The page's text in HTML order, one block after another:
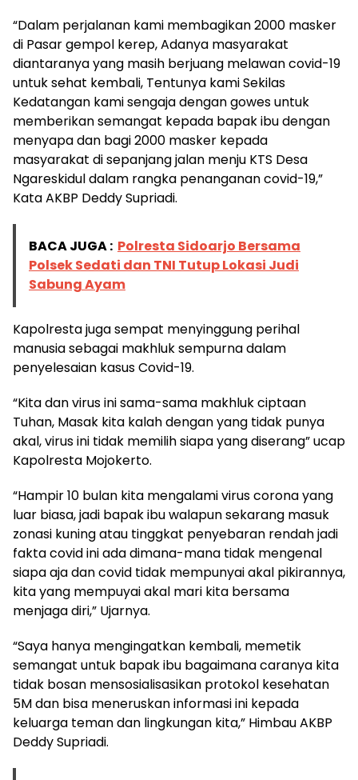
“Dalam perjalanan kami membagikan 2000 masker
di Pasar gempol kerep, Adanya masyarakat
diantaranya yang masih berjuang melawan covid-19
untuk sehat kembali, Tentunya kami Sekilas
Kedatangan kami sengaja dengan gowes untuk
memberikan semangat kepada bapak ibu dengan
menyapa dan bagi 2000 masker kepada
masyarakat di sepanjang jalan menju KTS Desa
Ngareskidul dalam rangka penanganan covid-19,”
Kata AKBP Deddy Supriadi.
BACA JUGA : Polresta Sidoarjo Bersama
Polsek Sedati dan TNI Tutup Lokasi Judi
Sabung Ayam
Kapolresta juga sempat menyinggung perihal
manusia sebagai makhluk sempurna dalam
penyelesaian kasus Covid-19.
“Kita dan virus ini sama-sama makhluk ciptaan
Tuhan, Masak kita kalah dengan yang tidak punya
akal, virus ini tidak memilih siapa yang diserang” ucap
Kapolresta Mojokerto.
“Hampir 10 bulan kita mengalami virus corona yang
luar biasa, jadi bapak ibu walapun sekarang masuk
zonasi kuning atau tinggkat penyebaran rendah jadi
fakta covid ini ada dimana-mana tidak mengenal
siapa aja dan covid tidak mempunyai akal pikirannya,
kita yang mempuyai akal mari kita bersama
menjaga diri,” Ujarnya.
“Saya hanya mengingatkan kembali, memetik
semangat untuk bapak ibu bagaimana caranya kita
tidak bosan mensosialisasikan protokol kesehatan
5M dan bisa meneruskan informasi ini kepada
keluarga teman dan lingkungan kita,” Himbau AKBP
Deddy Supriadi.